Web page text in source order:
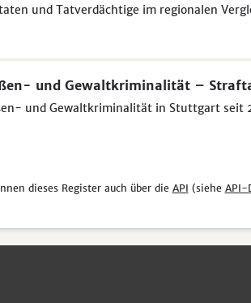
und Tatverdächtige im regionalen
und Gewaltkriminalität –
und Gewaltkriminalität in Stuttgart seit
dieses Register auch über die API (siehe API-